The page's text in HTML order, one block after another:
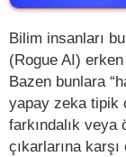
Bilim insanları
(Rogue AI)
Bazen bunlara
yapay zeka tipik
farkındalık
çıkarlarına